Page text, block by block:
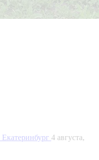
Екатеринбург 4 августа,